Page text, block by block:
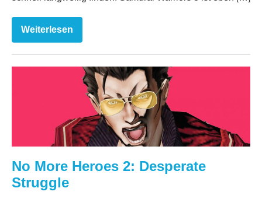
Weiterlesen
Samurai
Warriors
3
No More Heroes 2: Desperate
Struggle